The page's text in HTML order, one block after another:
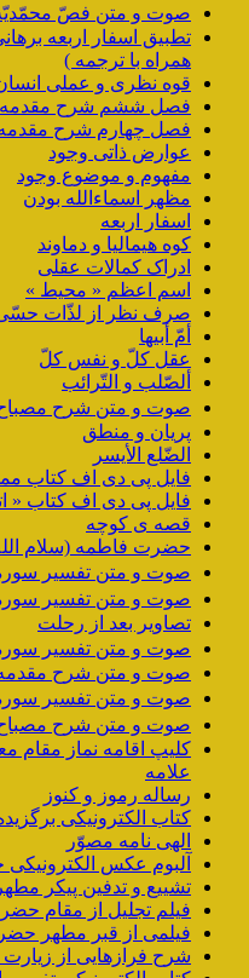
صوت و متن فصّ
تطبیق اسفار اربعه
همراه با ترجمه )
قوه نظری و عملی
فصل ششم شرح
فصل چهارم شرح
عوارض ذاتی وجود
مفهوم و موضوع وجود
مظهر اسماءالله بودن
اسفار اربعه
کوه هیمالیا و دماوند
ادراک کمالات عقلی
اسم اعظم « محیط »
صرف نظر از لذّات
أمّ أبیها
عقل کلّ و نفس کلّ
ألصّلب و التّرائب
صوت و متن شرح مصباح
پریان و منطق
الضّلع الأیسر
فایل پی دی اف کتاب
فایل پی دی اف کتاب «
قصه ی کوچه
حضرت فاطمه (سلام
صوت و متن تفسیر سوره
صوت و متن تفسیر سوره
تصاویر بعد از رحلت
صوت و متن تفسیر سوره
صوت و متن شرح
صوت و متن تفسیر سوره
صوت و متن شرح مصباح
کلیپ اقامه نماز
علامه
رساله رموز و کنوز
کتاب الکترونیکی
الهی نامه مصوّر
آلبوم عکس
تشییع و تدفین پیکر
فیلم تجلیل از مقام
فیلمی از قبر مطهر
شرح فرازهایی از زیارت